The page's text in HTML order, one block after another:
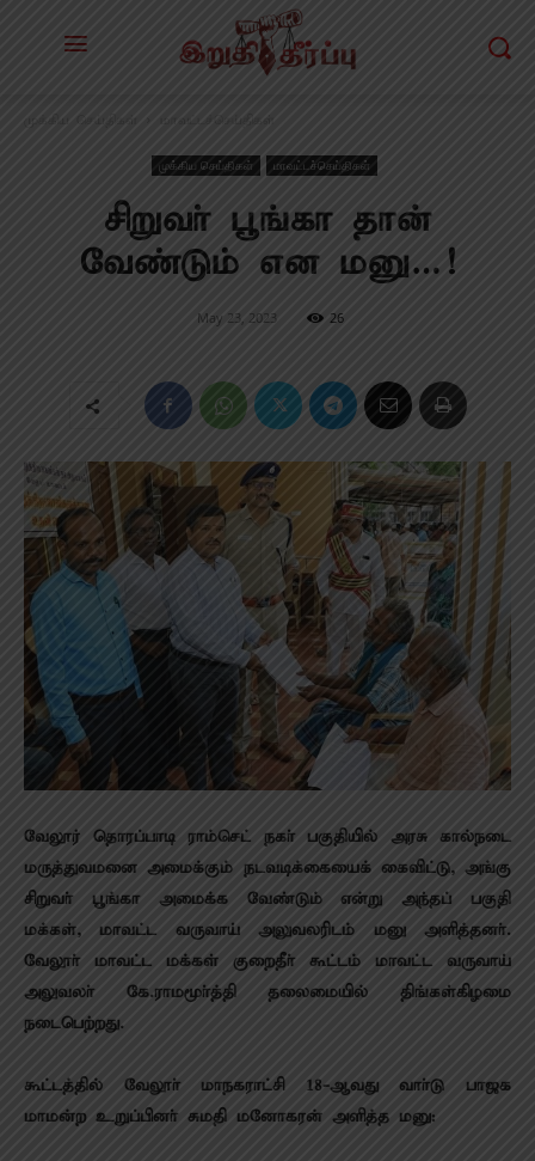
முக்கிய செய்திகள் மாவட்டச்செய்திகள்
முக்கிய செய்திகள் மாவட்டச்செய்திகள்
சிறுவா் பூங்கா தான்
வேண்டும் என மனு…!
May 23, 2023 26
வேலூர் தொரப்பாடி ராம்செட் நகா் பகுதியில் அரசு கால்நடை
மருத்துவமனை அமைக்கும் நடவடிக்கையைக் கைவிட்டு, அங்கு
சிறுவா் பூங்கா அமைக்க வேண்டும் என்று அந்தப் பகுதி
மக்கள், மாவட்ட வருவாய் அலுவலரிடம் மனு அளித்தனா்.
வேலூா் மாவட்ட மக்கள் குறைதீா் கூட்டம் மாவட்ட வருவாய்
அலுவலா் கே.ராமமூா்த்தி தலைமையில் திங்கள்கிழமை
நடைபெற்றது.
கூட்டத்தில் வேலூா் மாநகராட்சி 18-ஆவது வாா்டு பாஜக
மாமன்ற உறுப்பினா் சுமதி மனோகரன் அளித்த மனு: